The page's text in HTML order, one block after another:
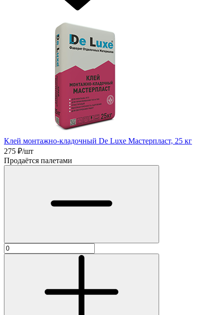
Клей монтажно-кладочный De Luxe Мастерпласт, 25 кг
275 ₽/шт
Продаётся палетами